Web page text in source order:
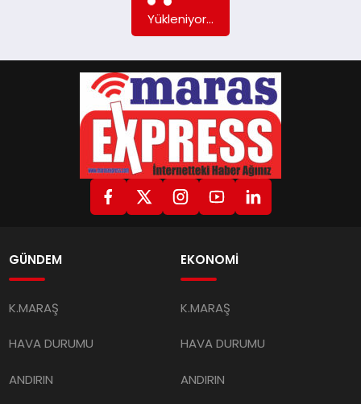
Yükleniyor...
GÜNDEM
K.MARAŞ
HAVA DURUMU
ANDIRIN
EKONOMİ
K.MARAŞ
HAVA DURUMU
ANDIRIN